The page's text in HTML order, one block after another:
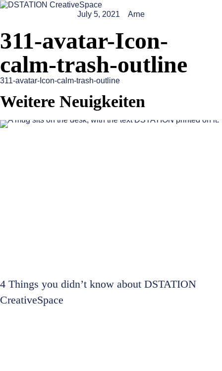
July 5, 2021 Arne
311-avatar-Icon-
calm-trash-outline
311-avatar-Icon-calm-trash-outline
Weitere Neuigkeiten
4 Things you didn’t know about DSTATION
CreativeSpace